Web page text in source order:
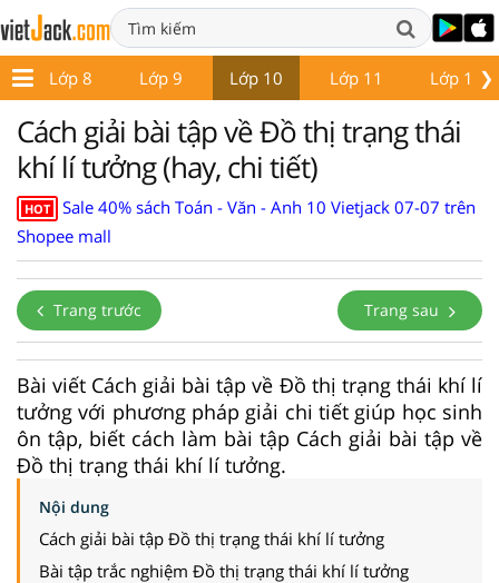
❯
Lớp 8 Lớp 9 Lớp 10 Lớp 11 Lớp 12
Cách giải bài tập về Đồ thị trạng thái
khí lí tưởng (hay, chi tiết)
HOT
Sale 40% sách Toán - Văn - Anh 10 Vietjack 07-07 trên
Shopee mall
Trang trước Trang sau
Bài viết Cách giải bài tập về Đồ thị trạng thái khí lí
tưởng với phương pháp giải chi tiết giúp học sinh
ôn tập, biết cách làm bài tập Cách giải bài tập về
Đồ thị trạng thái khí lí tưởng.
Nội dung
Cách giải bài tập Đồ thị trạng thái khí lí tưởng
Bài tập trắc nghiệm Đồ thị trạng thái khí lí tưởng